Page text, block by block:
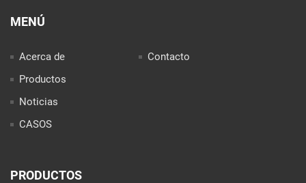
MENÚ
Acerca de
Productos
Noticias
CASOS
Contacto
PRODUCTOS